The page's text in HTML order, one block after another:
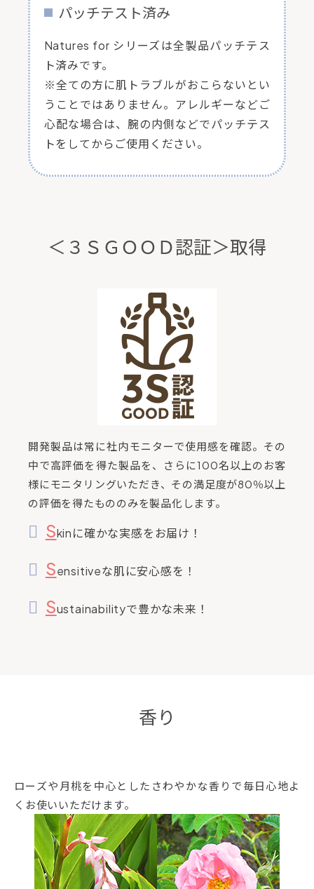
パッチテスト済み
Natures for シリーズは全製品パッチテス
ト済みです。
※全ての方に肌トラブルがおこらないとい
うことではありません。アレルギーなどご
心配な場合は、腕の内側などでパッチテス
トをしてからご使用ください。
＜３ＳＧＯＯＤ認証＞取得
開発製品は常に社内モニターで使用感を確認。その
中で高評価を得た製品を、さらに100名以上のお客
様にモニタリングいただき、その満足度が80％以上
の評価を得たもののみを製品化します。
Skinに確かな実感をお届け！
Sensitiveな肌に安心感を！
Sustainabilityで豊かな未来！
香り
ローズや月桃を中心としたさわやかな香りで毎日心地よ
くお使いいただけます。